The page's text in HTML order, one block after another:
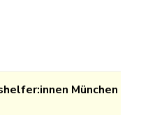
München